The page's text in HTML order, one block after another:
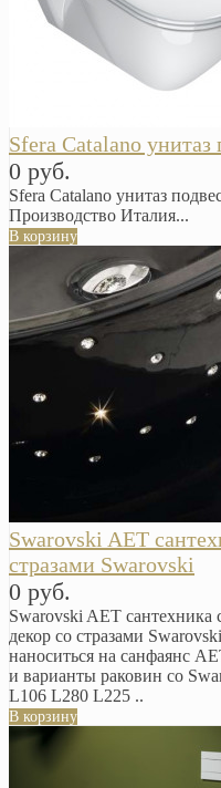
Sfera Catalano унитаз
0 руб.
Sfera Catalano унитаз
Производство Италия...
В корзину
Swarovski AET
стразами Swarovski
0 руб.
Swarovski AET сантехника
декор со стразами
наноситься на санфаянс
и варианты раковин со
L106 L280 L225 ..
В корзину